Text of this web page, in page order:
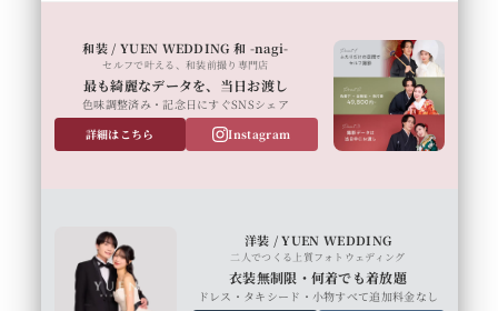
和装 / YUEN WEDDING 和 -nagi-
セルフで叶える、和装前撮り専門店
最も綺麗なデータを、当日お渡し
色味調整済み・記念日にすぐSNSシェア
詳細はこちら
Instagram
洋装 / YUEN WEDDING
二人でつくる上質フォトウェディング
衣装無制限・何着でも着放題
ドレス・タキシード・小物すべて追加料金なし